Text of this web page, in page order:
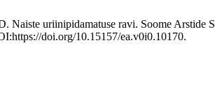
Naiste uriinipidamatuse ravi. Soome Arstide
doi.org/10.15157/ea.v0i0.10170.